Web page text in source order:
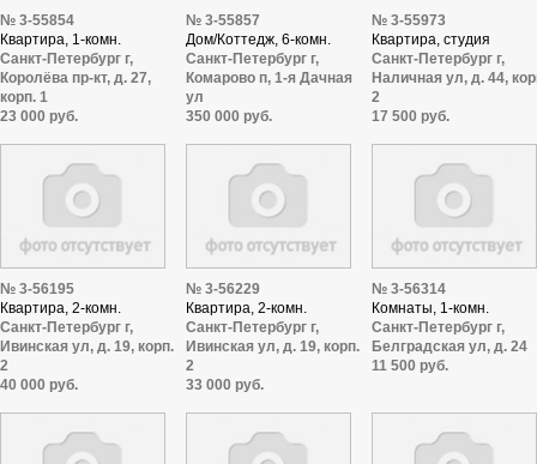
№ 3-55854
Квартира, 1-комн.
Санкт-Петербург г,
Королёва пр-кт, д. 27,
корп. 1
23 000 руб.
№ 3-55857
Дом/Коттедж, 6-комн.
Санкт-Петербург г,
Комарово п, 1-я Дачная
ул
350 000 руб.
№ 3-55973
Квартира, студия
Санкт-Петербург г,
Наличная ул, д. 44,
2
17 500 руб.
№ 3-56195
Квартира, 2-комн.
Санкт-Петербург г,
Ивинская ул, д. 19, корп.
2
40 000 руб.
№ 3-56229
Квартира, 2-комн.
Санкт-Петербург г,
Ивинская ул, д. 19, корп.
2
33 000 руб.
№ 3-56314
Комнаты, 1-комн.
Санкт-Петербург г,
Белградская ул, д. 24
11 500 руб.